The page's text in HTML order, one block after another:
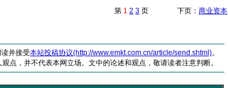
第 1 2 3 页 下页： 商业资本
并接受本站投稿协议(http://www.emkt.com.cn/article/send.shtml)。
点，并不代表本网立场。文中的论述和观点，敬请读者注意判断。